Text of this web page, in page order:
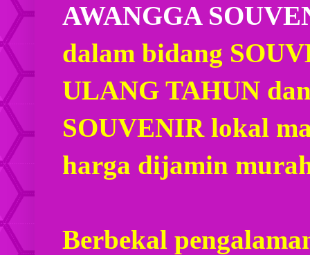
AWANGGA
dalam bidang
ULANG TAHUN
SOUVENIR lokal
harga dijamin
Berbekal